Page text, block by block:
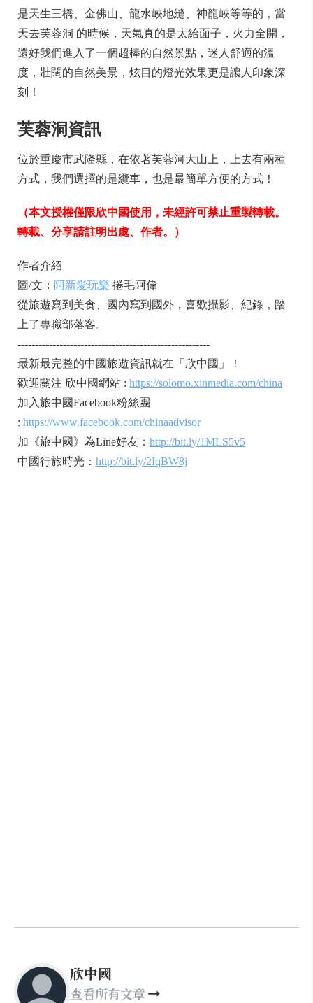
是天生三橋、金佛山、龍水峽地縫、神龍峽等等的，當
天去芙蓉洞 的時候，天氣真的是太給面子，火力全開，
還好我們進入了一個超棒的自然景點，迷人舒適的溫
度，壯闊的自然美景，炫目的燈光效果更是讓人印象深
刻！
芙蓉洞資訊
位於重慶市武隆縣，在依著芙蓉河大山上，上去有兩種
方式，我們選擇的是纜車，也是最簡單方便的方式！
（本文授權僅限欣中國使用，未經許可禁止重製轉載。
轉載、分享請註明出處、作者。）
作者介紹
圖/文： 阿新愛玩樂 捲毛阿偉
從旅遊寫到美食、國內寫到國外，喜歡攝影、紀錄，踏
上了專職部落客。
-------------------------------------------------------
最新最完整的中國旅遊資訊就在「欣中國」！
歡迎關注 欣中國網站 : https://solomo.xinmedia.com/china
加入旅中國Facebook粉絲團
: https://www.facebook.com/chinaadvisor
加《旅中國》為Line好友： http://bit.ly/1MLS5v5
中國行旅時光： http://bit.ly/2IqBW8j
欣中國
查看所有文章